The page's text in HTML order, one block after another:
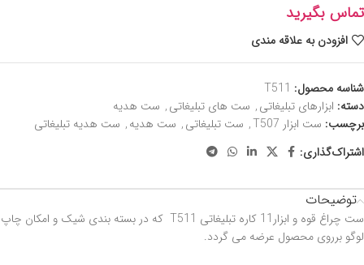
تماس بگیرید
افزودن به علاقه مندی
شناسه محصول: T511
دسته: ابزارهای تبلیغاتی, ست های تبلیغاتی, ست هدیه
برچسب: ست ابزار T507 , ست تبلیغاتی, ست هدیه, ست هدیه تبلیغاتی
اشتراک‌گذاری:
توضیحات
ست چراغ قوه و ابزار11 کاره تبلیغاتی T511 که در بسته بندی شیک و امکان چاپ
لوگو برروی محصول عرضه می گردد.